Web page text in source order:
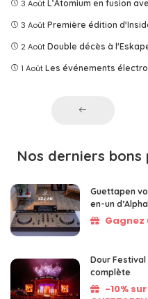
3 Août L’Atomium en fusion
3 Août Première édition
2 Août Double décès à
1 Août Les événements
Nos derniers bons
Guettapen
en-un
Gagnez
Dour
complète
-10%